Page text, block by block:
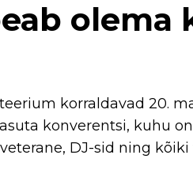
olema
korraldavad 20.
konverentsi, kuhu
DJ-sid ning